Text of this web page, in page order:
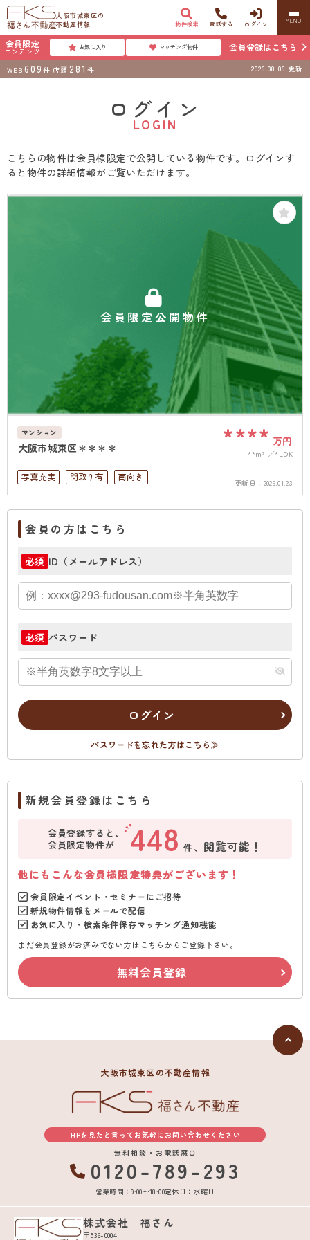
大阪市城東区の
不動産情報
物件検索 電話する ログイン MENU
会員限定
コンテンツ お気に入り マッチング物件 会員登録はこちら
WEB 609 件 店頭 281 件 2026.08.06 更新
ログイン
LOGIN
こちらの物件は会員様限定で公開している物件です。ログインす
ると物件の詳細情報がご覧いただけます。
会員限定公開物件
マンション
大阪市城東区＊＊＊＊ **** 万円
**m² *LDK
写真充実 間取り有
南向き
リフォーム済
駅徒歩10分以内
ペット可
高層階
南面バルコニー 上下水道完備
更新日： 2026.01.23
会員の方はこちら
必須 ID（メールアドレス）
必須 パスワード
ログイン
パスワードを忘れた方はこちら≫
新規会員登録はこちら
会員登録すると、
会員限定物件が
448 件、 閲覧可能！
他にもこんな会員様限定特典がございます！
会員限定イベント・セミナーにご招待
新規物件情報をメールで配信
お気に入り・検索条件保存マッチング通知機能
まだ会員登録がお済みでない方はこちらからご登録下さい。
無料会員登録
大阪市城東区の不動産情報
HPを見たと言ってお気軽にお問い合わせください
無料相談・お電話窓口
0120-789-293
営業時間：9:00〜18:00定休日：水曜日
株式会社 福さん
〒536-0004